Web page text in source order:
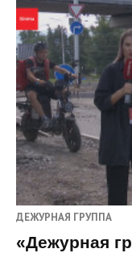
ДЕЖУРНАЯ ГРУППА
«Дежурная